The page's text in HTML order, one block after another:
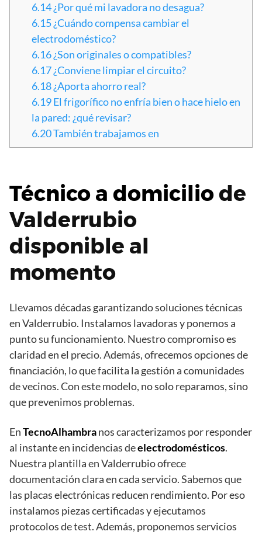
6.14¿Por qué mi lavadora no desagua?
6.15¿Cuándo compensa cambiar el
electrodoméstico?
6.16¿Son originales o compatibles?
6.17¿Conviene limpiar el circuito?
6.18¿Aporta ahorro real?
6.19El frigorífico no enfría bien o hace hielo en
la pared: ¿qué revisar?
6.20También trabajamos en
Técnico a domiciliode
Valderrubio
disponible al
momento
Llevamos décadas garantizando soluciones técnicas
en Valderrubio. Instalamos lavadoras y ponemos a
punto su funcionamiento. Nuestro compromiso es
claridad en el precio. Además, ofrecemos opciones de
financiación, lo que facilita la gestión a comunidades
de vecinos. Con este modelo, no solo reparamos, sino
que prevenimos problemas.
EnTecnoAlhambranos caracterizamos por responder
al instante en incidencias deelectrodomésticos.
Nuestra plantilla en Valderrubio ofrece
documentación clara en cada servicio. Sabemos que
las placas electrónicas reducen rendimiento. Por eso
instalamos piezas certificadas y ejecutamos
protocolos de test. Además, proponemos servicios